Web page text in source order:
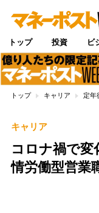
トップ 投資 ビ
トップ キャリア 定年
キャリア
コロナ禍で
情労働型営業